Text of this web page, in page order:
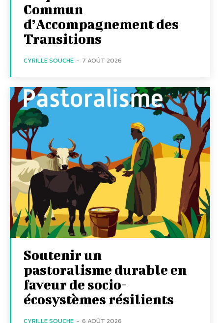
Commun
d’Accompagnement des
Transitions
CYRILLE SOUCHE - 7 AOÛT 2026
Soutenir un
pastoralisme durable en
faveur de socio-
écosystèmes résilients
CYRILLE SOUCHE - 6 AOÛT 2026